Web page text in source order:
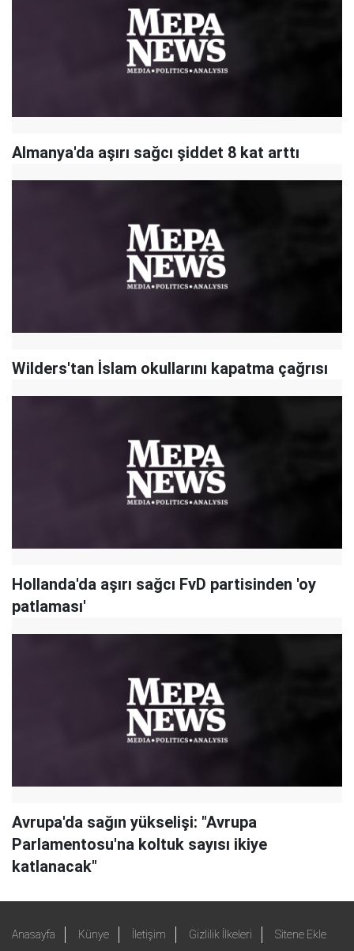
Almanya'da aşırı sağcı şiddet 8 kat arttı
Wilders'tan İslam okullarını kapatma çağrısı
Hollanda'da aşırı sağcı FvD partisinden 'oy
patlaması'
Avrupa'da sağın yükselişi: "Avrupa
Parlamentosu'na koltuk sayısı ikiye
katlanacak"
Anasayfa Künye İletişim Gizlilik İlkeleri Sitene Ekle